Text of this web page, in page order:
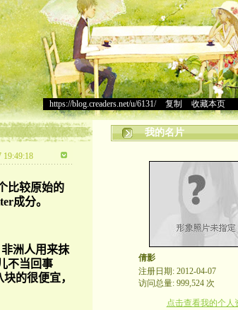
https://blog.creaders.net/u/6131/> 复制 收藏本页
19:49:18
比较原始的
成分。
洲人用来抹
不当回事
的很便宜，
我的名片
倩影
注册日期: 2012-04-07
访问总量: 999,524 次
点击查看我的个人